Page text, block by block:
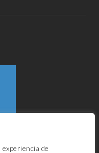
de